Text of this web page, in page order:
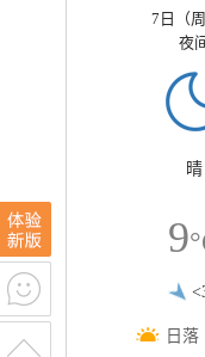
7日（周
夜
晴
9
日落